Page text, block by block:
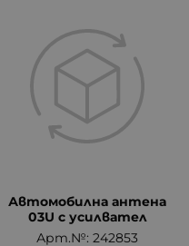
Автомобилна антена
03U с усилвател
Арт.№: 242853